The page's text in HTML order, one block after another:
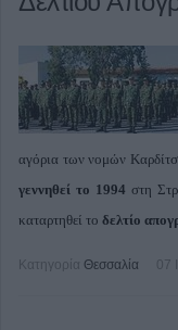
αγόρια των νομών
γεννηθεί το 1994 στη
καταρτηθεί το δελτίο
Κατηγορία Θεσσαλία 07